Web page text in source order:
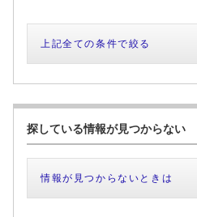
上記全ての条件で絞る
探している情報が見つからない
情報が見つからないときは